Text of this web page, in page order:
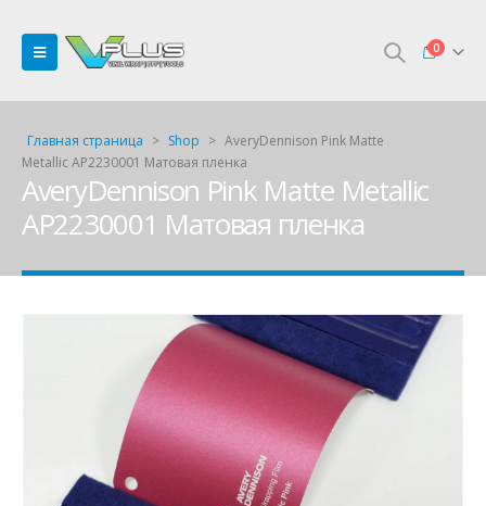
0
Главная страница > Shop > AveryDennison Pink Matte
Metallic AP2230001 Матовая пленка
AveryDennison Pink Matte Metallic
AP2230001 Матовая пленка